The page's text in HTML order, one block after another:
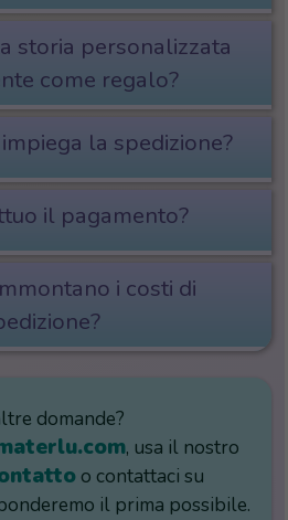
storia personalizzata
come regalo?
la spedizione?
il pagamento?
i costi di
domande?
, usa il nostro
o contattaci su
il prima possibile.